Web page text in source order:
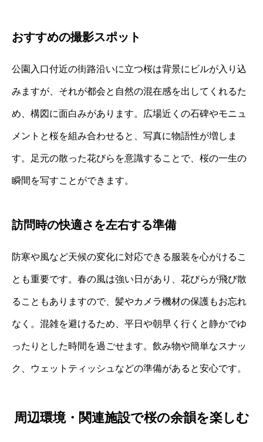
おすすめの撮影スポット
公園入口付近の街路沿いに立つ桜は背景にビルが入り込
みますが、それが都会と自然の混在感を出してくれるた
め、構図に面白みがあります。広場近くの石碑やモニュ
メントと桜を組み合わせると、写真に物語性が増しま
す。足元の散った花びらを意識することで、桜の一生の
瞬間を写すことができます。
訪問時の快適さを左右する準備
防寒や風など天候の変化に対応できる服装を心がけるこ
とも重要です。春の風は強い日があり、花びらが飛び散
ることもありますので、髪やカメラ機材の保護もお忘れ
なく。混雑を避けるため、平日や朝早く行くと静かでゆ
ったりとした時間を過ごせます。飲み物や簡単なスナッ
ク、ウェットティッシュなどの準備があると安心です。
周辺環境・関連施設で桜の余韻を楽しむ